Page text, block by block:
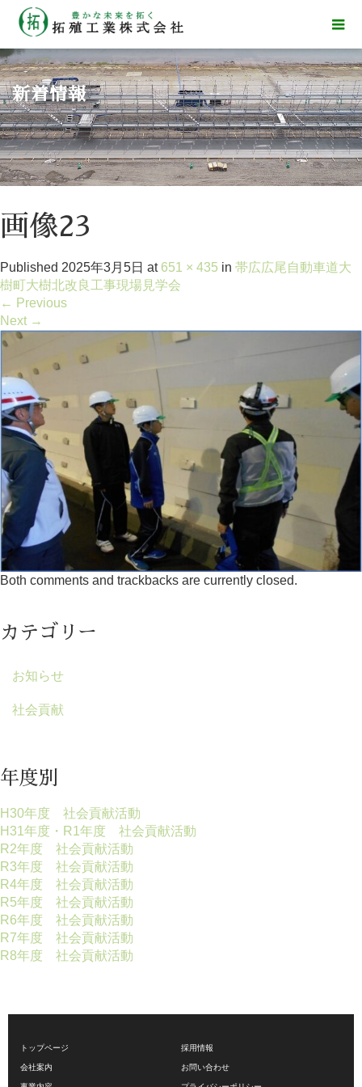
新着情報
画像23
Published 2025年3月5日 at 651 × 435 in 帯広広尾自動車道大
樹町大樹北改良工事現場見学会
← Previous
Next →
Both comments and trackbacks are currently closed.
カテゴリー
お知らせ
社会貢献
年度別
H30年度 社会貢献活動
H31年度・R1年度 社会貢献活動
R2年度 社会貢献活動
R3年度 社会貢献活動
R4年度 社会貢献活動
R5年度 社会貢献活動
R6年度 社会貢献活動
R7年度 社会貢献活動
R8年度 社会貢献活動
トップページ
会社案内
採用情報
お問い合わせ